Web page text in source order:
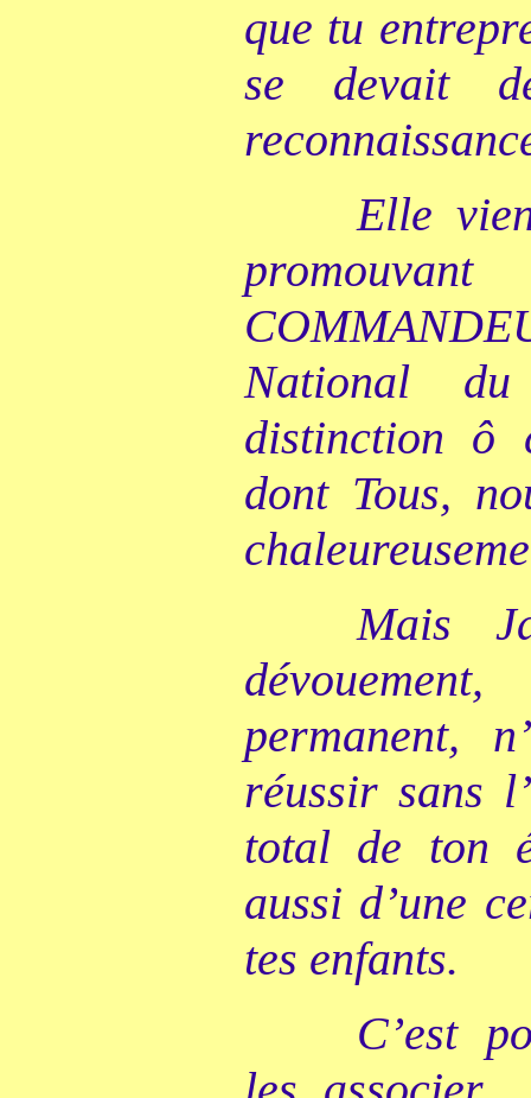
que tu
se devait
Elle
National
distinction ô
dont Tous,
Mais
permanent,
réussir sans
total de ton
aussi d’une
tes enfants.
C’est